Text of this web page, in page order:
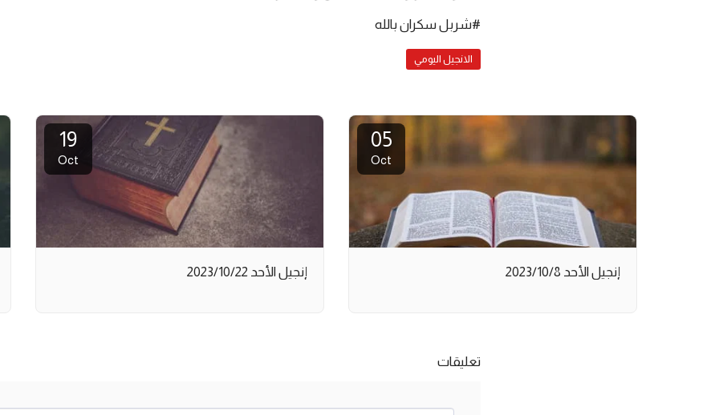
#شربل سكران بالله
الانجيل اليومي
05
Oct
إنجيل الأحد 2023/10/8
19
Oct
إنجيل الأحد 2023/10/22
تعليقات